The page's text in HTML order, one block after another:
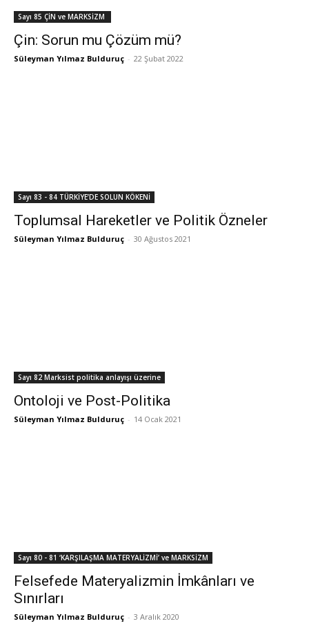
Sayı 85 ÇİN ve MARKSİZM
Çin: Sorun mu Çözüm mü?
Süleyman Yılmaz Bulduruç - 22 Şubat 2022
Sayı 83 - 84 TÜRKİYE’DE SOLUN KÖKENİ
Toplumsal Hareketler ve Politik Özneler
Süleyman Yılmaz Bulduruç - 30 Ağustos 2021
Sayı 82 Marksist politika anlayışı üzerine
Ontoloji ve Post-Politika
Süleyman Yılmaz Bulduruç - 14 Ocak 2021
Sayı 80 - 81 ‘KARŞILAŞMA MATERYALİZMİ’ ve MARKSİZM
Felsefede Materyalizmin İmkânları ve
Sınırları
Süleyman Yılmaz Bulduruç - 3 Aralık 2020